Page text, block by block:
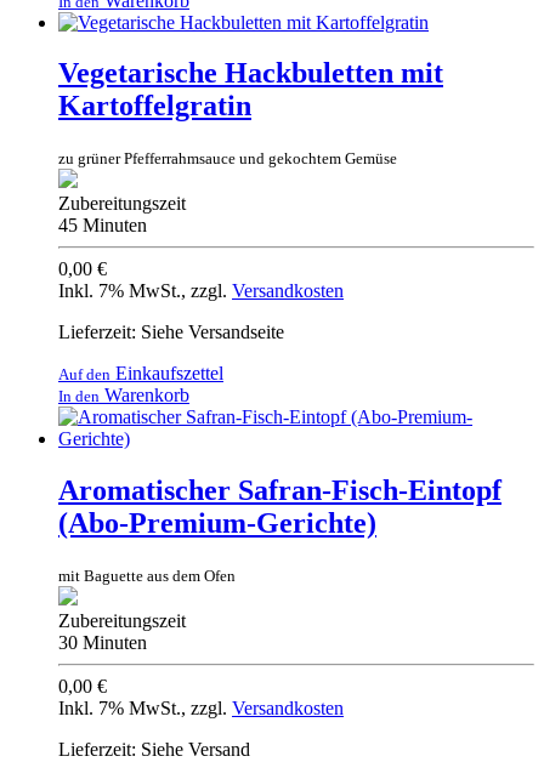
Vegetarische Hackbuletten mit
Kartoffelgratin
zu grüner Pfefferrahmsauce und gekochtem Gemüse
Zubereitungszeit
45 Minuten
0,00 €
Inkl. 7% MwSt., zzgl. Versandkosten
Lieferzeit: Siehe Versandseite
Auf den Einkaufszettel
In den Warenkorb
Aromatischer Safran-Fisch-Eintopf
(Abo-Premium-Gerichte)
mit Baguette aus dem Ofen
Zubereitungszeit
30 Minuten
0,00 €
Inkl. 7% MwSt., zzgl. Versandkosten
Lieferzeit: Siehe Versand